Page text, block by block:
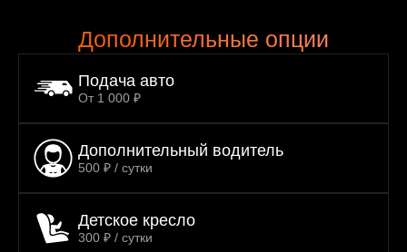
Дополнительные опции
Подача авто
От 1 000 ₽
Дополнительный водитель
500 ₽ / сутки
Детское кресло
300 ₽ / сутки